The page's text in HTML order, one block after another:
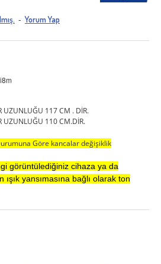
- Yorum Yap
UZUNLUĞU 117 CM . DİR.
UZUNLUĞU 110 CM.DİR.
Göre kancalar değişiklik
görüntülediğiniz cihaza ya da
yansımasına bağlı olarak ton